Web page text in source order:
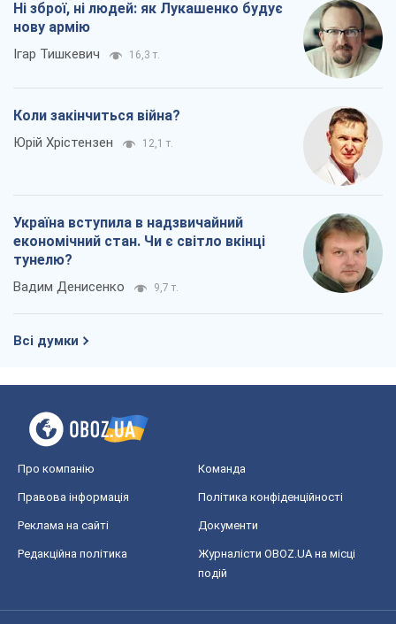
Ні зброї, ні людей: як Лукашенко будує
нову армію
Ігар Тишкевич 16,3 т.
Коли закінчиться війна?
Юрій Хрістензен 12,1 т.
Україна вступила в надзвичайний
економічний стан. Чи є світло вкінці
тунелю?
Вадим Денисенко 9,7 т.
Всі думки
Про компанію Команда
Правова інформація Політика конфіденційності
Реклама на сайті Документи
Редакційна політика
Журналісти OBOZ.UA на місці
подій